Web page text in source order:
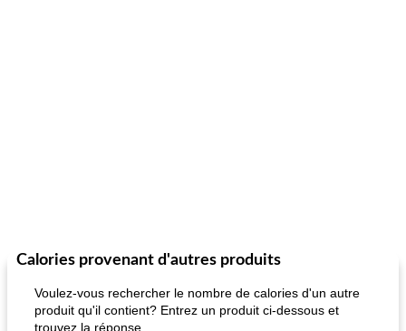
Calories provenant d'autres produits
Voulez-vous rechercher le nombre de calories d'un autre
produit qu'il contient? Entrez un produit ci-dessous et
trouvez la réponse.